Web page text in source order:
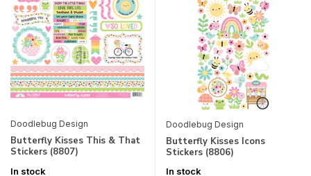
Doodlebug Design
Butterfly Kisses This & That
Stickers (8807)
In stock
Doodlebug Design
Butterfly Kisses Icons
Stickers (8806)
In stock